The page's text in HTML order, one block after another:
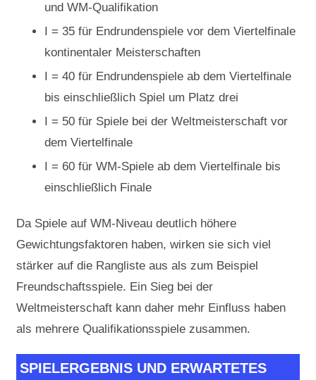
und WM-Qualifikation
I = 35 für Endrundenspiele vor dem Viertelfinale
kontinentaler Meisterschaften
I = 40 für Endrundenspiele ab dem Viertelfinale
bis einschließlich Spiel um Platz drei
I = 50 für Spiele bei der Weltmeisterschaft vor
dem Viertelfinale
I = 60 für WM-Spiele ab dem Viertelfinale bis
einschließlich Finale
Da Spiele auf WM-Niveau deutlich höhere
Gewichtungsfaktoren haben, wirken sie sich viel
stärker auf die Rangliste aus als zum Beispiel
Freundschaftsspiele. Ein Sieg bei der
Weltmeisterschaft kann daher mehr Einfluss haben
als mehrere Qualifikationsspiele zusammen.
SPIELERGEBNIS UND ERWARTETES